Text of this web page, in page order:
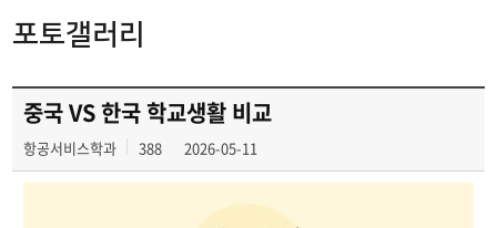
포토갤러리
중국 VS 한국 학교생활 비교
항공서비스학과 388 2026-05-11